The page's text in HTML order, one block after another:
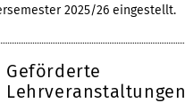
2025/26 eingestellt.
Geförderte
Lehrveranstaltungen